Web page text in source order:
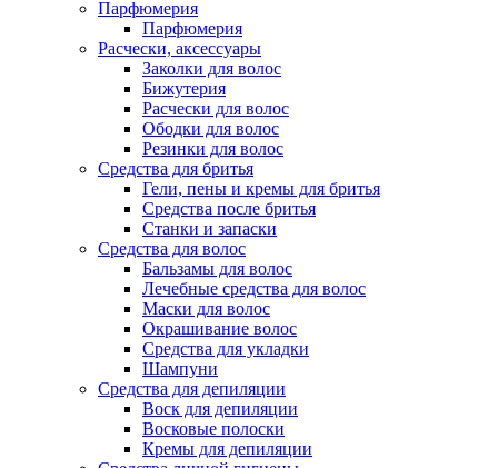
Парфюмерия
Парфюмерия
Расчески, аксессуары
Заколки для волос
Бижутерия
Расчески для волос
Ободки для волос
Резинки для волос
Средства для бритья
Гели, пены и кремы для бритья
Средства после бритья
Станки и запаски
Средства для волос
Бальзамы для волос
Лечебные средства для волос
Маски для волос
Окрашивание волос
Средства для укладки
Шампуни
Средства для депиляции
Воск для депиляции
Восковые полоски
Кремы для депиляции